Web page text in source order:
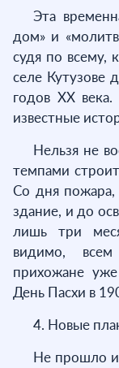
Эта
дом» и
судя по всему,
селе Кутузове
годов XX
известные
Нельзя не
темпами
Со дня пожара,
здание, и до
лишь три
видимо,
прихожане
День Пасхи в
4. Новые
Не прошло и